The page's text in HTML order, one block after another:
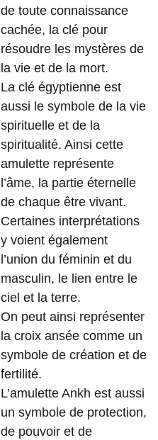
de toute connaissance
cachée, la clé pour
résoudre les mystères de
la vie et de la mort.
La clé égyptienne est
aussi le symbole de la vie
spirituelle et de la
spiritualité. Ainsi cette
amulette représente
l’âme, la partie éternelle
de chaque être vivant.
Certaines interprétations
y voient également
l’union du féminin et du
masculin, le lien entre le
ciel et la terre.
On peut ainsi représenter
la croix ansée comme un
symbole de création et de
fertilité.
L’amulette Ankh est aussi
un symbole de protection,
de pouvoir et de